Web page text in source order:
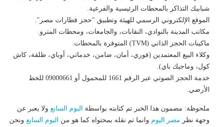
​شبابيك التذاكر بالمحطات الرئيسية والفرعية.
​الموقع الإلكتروني الرسمي للهيئة وتطبيق "حجز قطارات مصر".
​مكاتب المدينة بالنوادي، النقابات، والجامعات، ومحطات المترو.
​ماكينات الحجز الذاتي (TVM) المتوفرة بالمحطات.
​وكلاء البيع المعتمدين (فوري، أمان، ضامن، خدماتي، أوباي، طلقة، كاش
كول، وماجيك باي).
​خدمة الحجز الصوتي عبر الرقم 1661 للمحمول أو 09000661 للخط
الأرضي.
ملحوظة: مضمون هذا الخبر تم كتابته بواسطة اليوم السابع ولا يعبر عن
وجهة نظر مصر اليوم وانما تم نقله بمحتواه كما هو من اليوم السابع ونحن